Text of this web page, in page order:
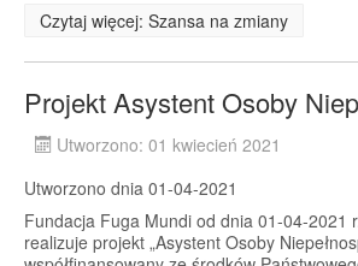
Czytaj więcej: Szansa na zmiany
Projekt Asystent Osoby
Utworzono: 01 kwiecień 2021
Utworzono dnia 01-04-2021
Fundacja Fuga Mundi od dnia 01-04-2021
realizuje projekt „Asystent Osoby